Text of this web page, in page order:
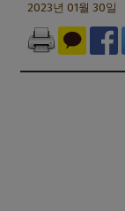
2023년 01월 30일